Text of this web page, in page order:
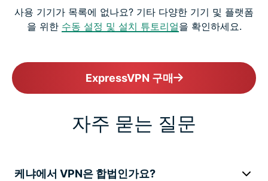
사용 기기가 목록에 없나요? 기타 다양한 기기 및 플랫폼
을 위한 수동 설정 및 설치 튜토리얼을 확인하세요.
ExpressVPN 구매
자주 묻는 질문
케냐에서 VPN은 합법인가요?